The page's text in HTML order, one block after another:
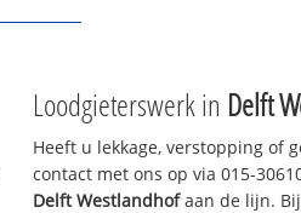
Loodgieterswerk in Delft
Heeft u lekkage, verstopping of
contact met ons op via 015-
Delft Westlandhofaan de lijn.